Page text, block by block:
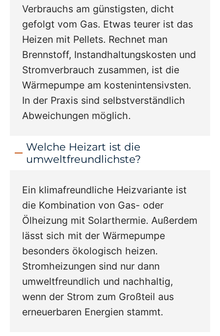
Verbrauchs am günstigsten, dicht
gefolgt vom Gas. Etwas teurer ist das
Heizen mit Pellets. Rechnet man
Brennstoff, Instandhaltungskosten und
Stromverbrauch zusammen, ist die
Wärmepumpe am kostenintensivsten.
In der Praxis sind selbstverständlich
Abweichungen möglich.
Welche Heizart ist die
umweltfreundlichste?
Ein klimafreundliche Heizvariante ist
die Kombination von Gas- oder
Ölheizung mit Solarthermie. Außerdem
lässt sich mit der Wärmepumpe
besonders ökologisch heizen.
Stromheizungen sind nur dann
umweltfreundlich und nachhaltig,
wenn der Strom zum Großteil aus
erneuerbaren Energien stammt.